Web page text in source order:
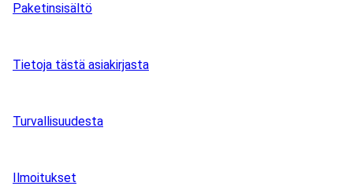
Paketinsisältö
Tietoja tästä asiakirjasta
Turvallisuudesta
Ilmoitukset